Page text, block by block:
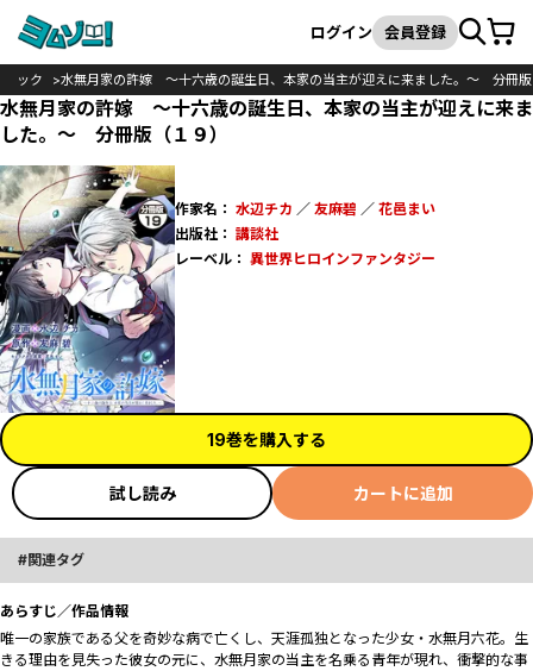
検索
ログイン 会員登録カート
ミック 水無月家の許嫁 ～十六歳の誕生日、本家の当主が迎えに来ました。～ 分冊版
水無月家の許嫁 ～十六歳の誕生日、本家の当主が迎えに来ま
した。～ 分冊版（１９）
作家名： 水辺チカ ／ 友麻碧 ／ 花邑まい
出版社： 講談社
レーベル： 異世界ヒロインファンタジー
19巻を購入する
試し読み カートに追加
関連タグ
あらすじ／作品情報
唯一の家族である父を奇妙な病で亡くし、天涯孤独となった少女・水無月六花。生
きる理由を見失った彼女の元に、水無月家の当主を名乗る青年が現れ、衝撃的な事